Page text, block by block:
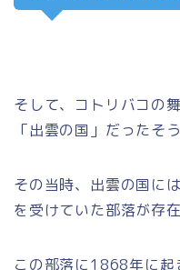
そして、コトリバコの
「出雲の国」だったそう
その当時、出雲の国に
を受けていた部落が存在
この部落に1868年に起